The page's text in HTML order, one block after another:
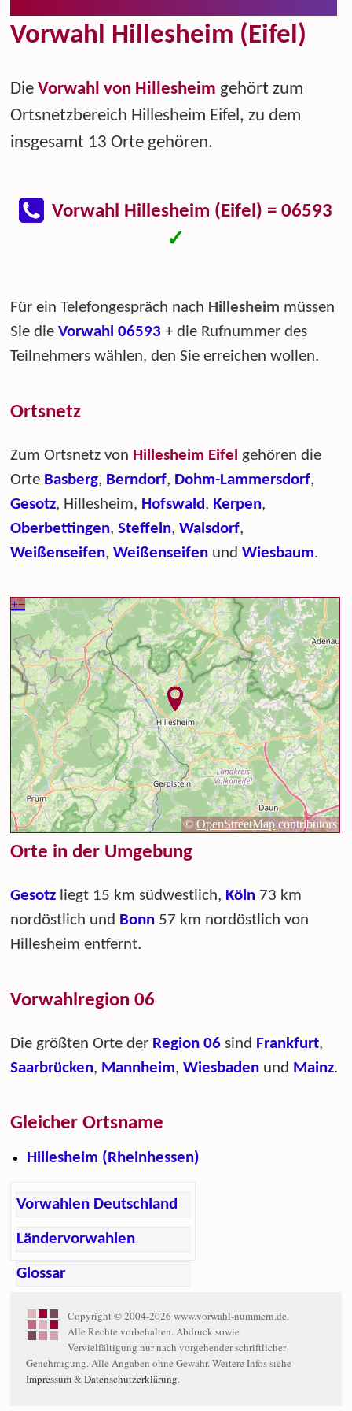
Vorwahl Hillesheim (Eifel)
DieVorwahl von Hillesheim gehört zum
Ortsnetzbereich Hillesheim Eifel, zu dem
insgesamt 13 Orte gehören.
Vorwahl Hillesheim (Eifel) = 06593
✓
Für ein Telefongespräch nach Hillesheim müssen
Sie dieVorwahl 06593 + die Rufnummer des
Teilnehmers wählen, den Sie erreichen wollen.
Ortsnetz
Zum Ortsnetz von Hillesheim Eifel gehören die
Orte Basberg, Berndorf, Dohm-Lammersdorf,
Gesotz, Hillesheim, Hofswald, Kerpen,
Oberbettingen,Steffeln,Walsdorf,
Weißenseifen,Weißenseifen undWiesbaum.
Orte in der Umgebung
Gesotz liegt 15 km südwestlich, Köln 73 km
nordöstlich und Bonn 57 km nordöstlich von
Hillesheim entfernt.
Vorwahlregion 06
Die größten Orte der Region 06 sind Frankfurt,
Saarbrücken, Mannheim,Wiesbaden und Mainz.
Gleicher Ortsname
Hillesheim (Rheinhessen)
Vorwahlen Deutschland
Ländervorwahlen
Glossar
Copyright © 2004-2026 www.vorwahl-nummern.de.
Alle Rechte vorbehalten. Abdruck sowie
Vervielfältigung nur nach vorgehender schriftlicher
Genehmigung. Alle Angaben ohne Gewähr. Weitere Infos siehe
Impressum&Datenschutzerklärung.